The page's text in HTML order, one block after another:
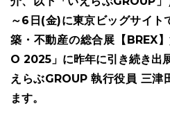
ホームページ制作について
～6日(金)に東京ビッグサイト
築・不動産の総合展【BREX
O 2025」に昨年に引き続き出
えらぶGROUP 執行役員 三津
ます。